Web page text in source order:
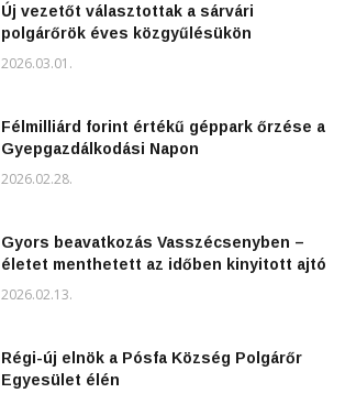
Új vezetőt választottak a sárvári
polgárőrök éves közgyűlésükön
2026.03.01.
Félmilliárd forint értékű géppark őrzése a
Gyepgazdálkodási Napon
2026.02.28.
Gyors beavatkozás Vasszécsenyben –
életet menthetett az időben kinyitott ajtó
2026.02.13.
Régi-új elnök a Pósfa Község Polgárőr
Egyesület élén